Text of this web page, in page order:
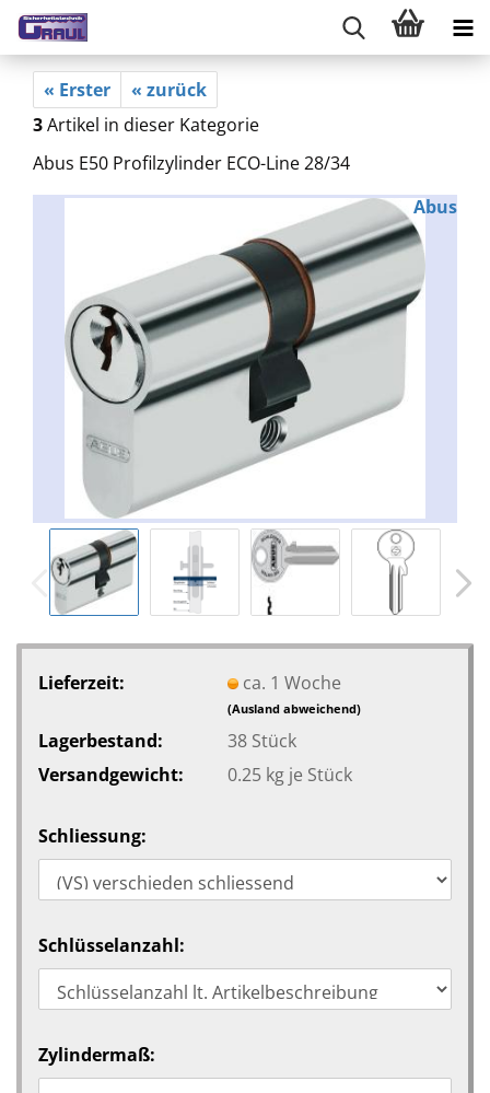
« Erster
« zurück
3Artikel in dieser Kategorie
Abus E50 Profilzylinder ECO-Line 28/34
Abus
Lieferzeit: ca. 1 Woche
(Ausland abweichend)
Lagerbestand: 38 Stück
Versandgewicht:
0.25kg je Stück
Schliessung:
Schlüsselanzahl:
Zylindermaß: